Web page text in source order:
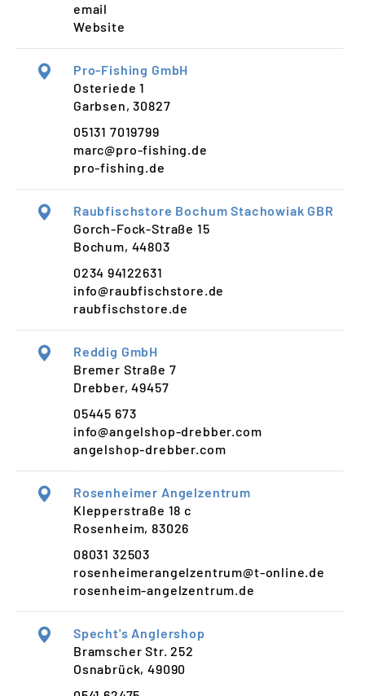
email
Website
Pro-Fishing GmbH
Osteriede 1
Garbsen, 30827
05131 7019799
marc@pro-fishing.de
pro-fishing.de
Raubfischstore Bochum Stachowiak GBR
Gorch-Fock-Straße 15
Bochum, 44803
0234 94122631
info@raubfischstore.de
raubfischstore.de
Reddig GmbH
Bremer Straße 7
Drebber, 49457
05445 673
info@angelshop-drebber.com
angelshop-drebber.com
Rosenheimer Angelzentrum
Klepperstraße 18 c
Rosenheim, 83026
08031 32503
rosenheimerangelzentrum@t-online.de
rosenheim-angelzentrum.de
Specht's Anglershop
Bramscher Str. 252
Osnabrück, 49090